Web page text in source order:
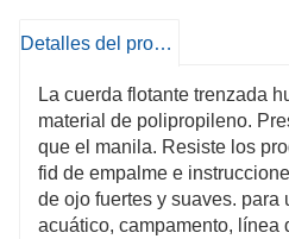
Detalles del producto
La cuerda flotante trenzada
material de polipropileno.
que el manila. Resiste los
fid de empalme e
de ojo fuertes y suaves. para
acuático, campamento, línea